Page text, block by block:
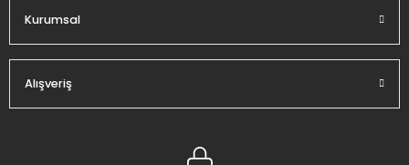
Kurumsal
Alışveriş